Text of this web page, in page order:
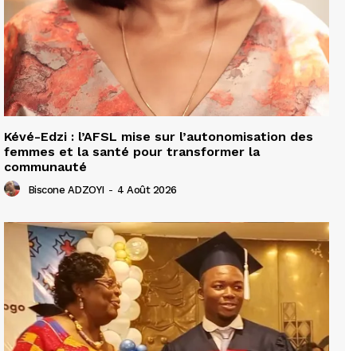
Kévé-Edzi : l’AFSL mise sur l’autonomisation des
femmes et la santé pour transformer la
communauté
Biscone ADZOYI - 4 Août 2026